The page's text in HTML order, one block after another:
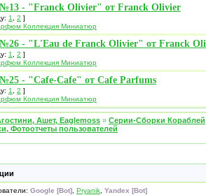
- "Franck Olivier" от Franck Olivier
1 2 ]
Коллекция Миниатюр
- "L'Eau de Franck Olivier" от Franck
1 2 ]
Коллекция Миниатюр
- "Cafe-Cafe" от Cafe Parfums
1 2 ]
Коллекция Миниатюр
Ашет, Eaglemoss » Серии-Сборки Кораблей
Фотоотчеты пользователей
Google [Bot] Pryanik Yandex [Bot]